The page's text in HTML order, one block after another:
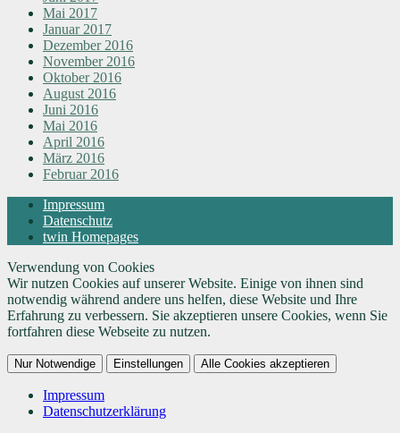
Mai 2017
Januar 2017
Dezember 2016
November 2016
Oktober 2016
August 2016
Juni 2016
Mai 2016
April 2016
März 2016
Februar 2016
Impressum
Datenschutz
twin Homepages
Verwendung von Cookies
Wir nutzen Cookies auf unserer Website. Einige von ihnen sind
notwendig während andere uns helfen, diese Website und Ihre
Erfahrung zu verbessern. Sie akzeptieren unsere Cookies, wenn Sie
fortfahren diese Webseite zu nutzen.
Nur Notwendige Einstellungen Alle Cookies akzeptieren
Impressum
Datenschutzerklärung